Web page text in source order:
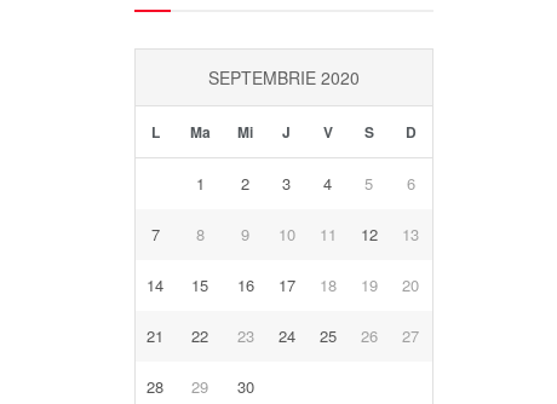
SEPTEMBRIE 2020
L Ma Mi J V S D
1 2 3 4 5 6
7 8 9 10 11 12 13
14 15 16 17 18 19 20
21 22 23 24 25 26 27
28 29 30